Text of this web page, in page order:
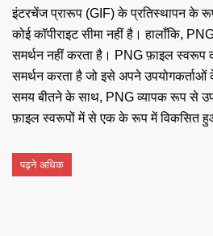
इंटरचेंज प्रारूप (GIF) के प्रतिस्थापन के
कोई कॉपीराइट सीमा नहीं है। हालाँकि,
समर्थन नहीं करता है। PNG फ़ाइल स्वरूप
समर्थन करता है जो इसे अपने उपयोगकर्ताओं
समय बीतने के साथ, PNG व्यापक रूप से
फ़ाइल स्वरूपों में से एक के रूप में विकसित
पढ़ने अधिक